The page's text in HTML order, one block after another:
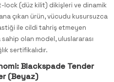
lock (düz kilit) dikişleri ve dinamik
çıkan ürün, vücudu kusursuzca
ile cildi tahriş etmeyen
olan model, uluslararası
sertifikalıdır.
Blackspade Tender
(Beyaz)